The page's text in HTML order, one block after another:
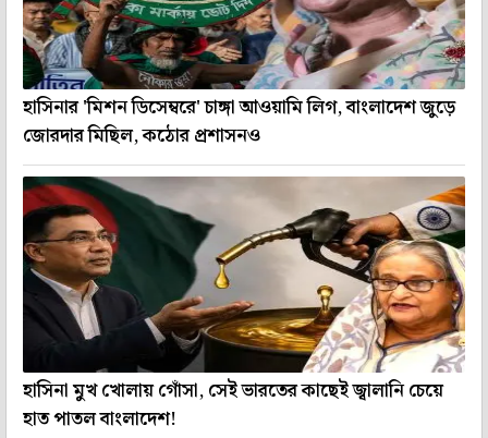
হাসিনার 'মিশন ডিসেম্বরে' চাঙ্গা আওয়ামি লিগ, বাংলাদেশ জুড়ে
জোরদার মিছিল, কঠোর প্রশাসনও
হাসিনা মুখ খোলায় গোঁসা, সেই ভারতের কাছেই জ্বালানি চেয়ে
হাত পাতল বাংলাদেশ!